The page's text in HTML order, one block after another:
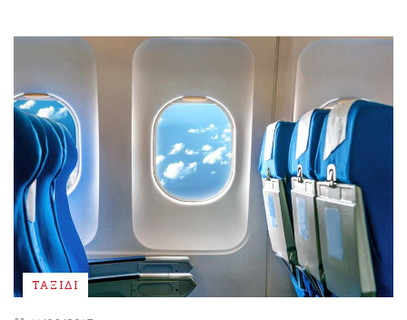
ΤΑΞΙΔΙ